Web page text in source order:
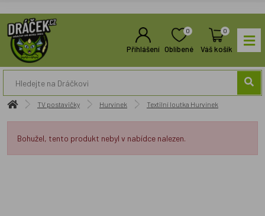
Přihlášení
0
Oblíbené
0
Váš košík
TV postavičky Hurvínek Textilní loutka Hurvínek
Bohužel, tento produkt nebyl v nabídce nalezen.